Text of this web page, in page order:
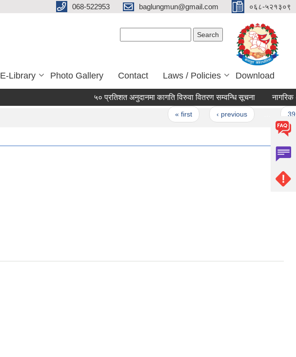
068-522953 baglungmun@gmail.com ०६८-५२१३०९
E-Library Photo Gallery Contact Laws / Policies Download
५० प्रतिशत अनुदानमा कागति विरुवा वितरण सम्वन्धि सूचना नागरिक
‹ previous …